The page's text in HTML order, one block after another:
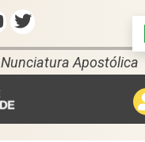
Nunciatura Apostólica